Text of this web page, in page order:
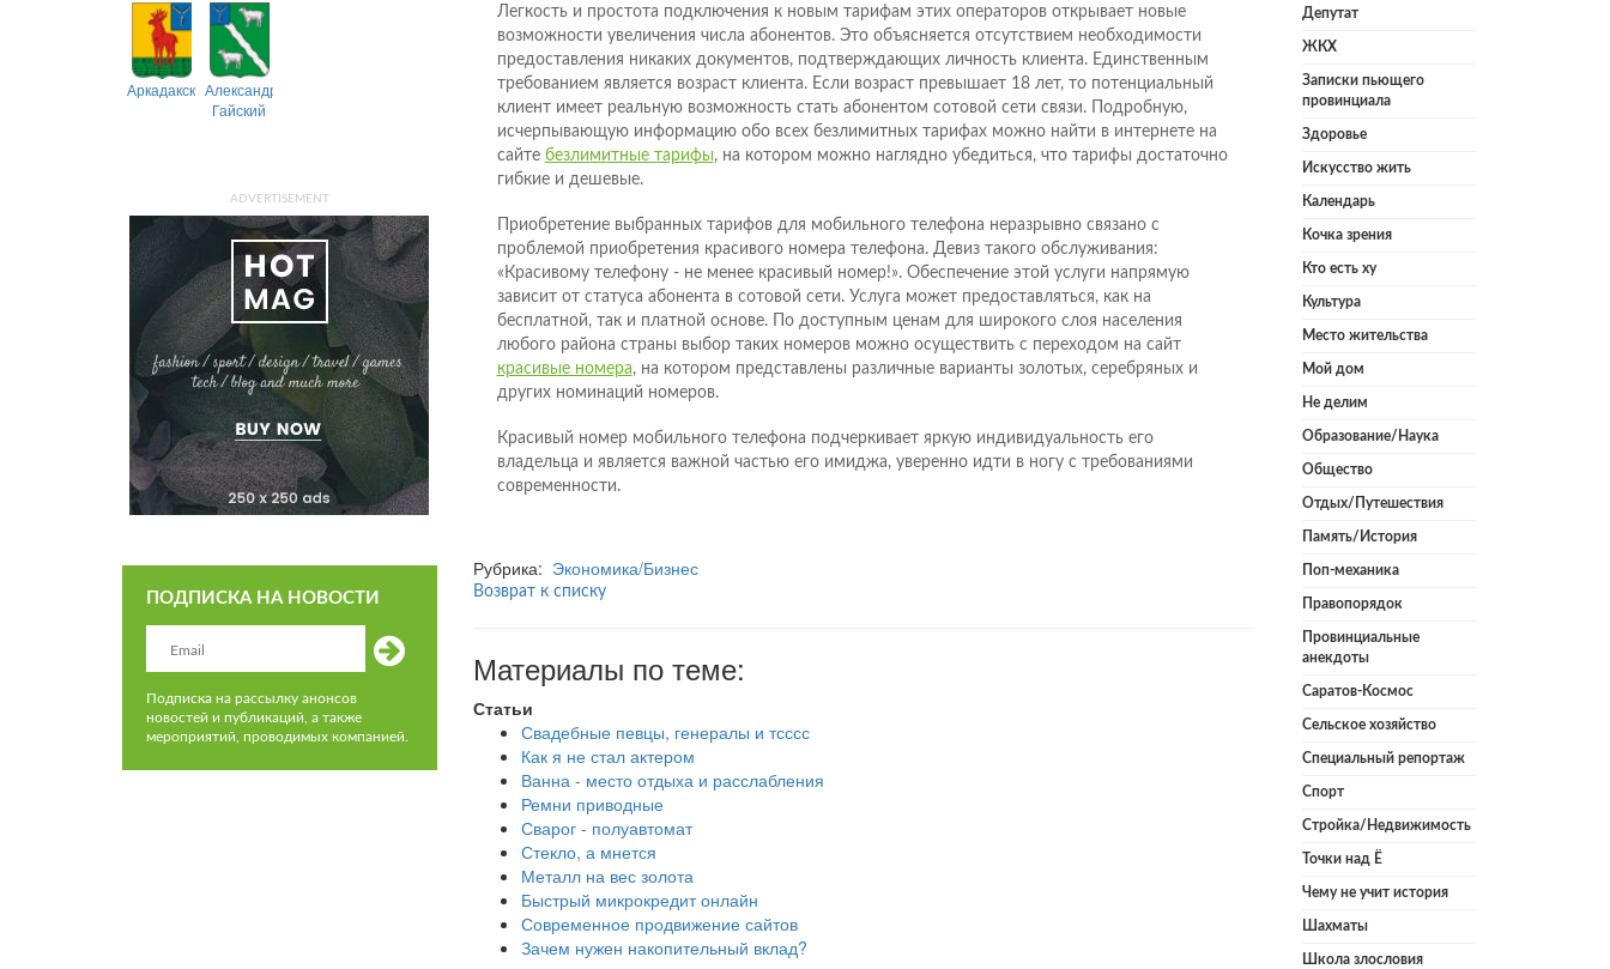
АркадакскийАлександрово-
Гайский
ADVERTISEMENT
ПОДПИСКА НА НОВОСТИ
Подписка на рассылку анонсов
новостей и публикаций, а также
мероприятий, проводимых компанией.
Легкость и простота подключения к новым тарифам этих операторов открывает новые
возможности увеличения числа абонентов. Это объясняется отсутствием необходимости
предоставления никаких документов, подтверждающих личность клиента. Единственным
требованием является возраст клиента. Если возраст превышает 18 лет, то потенциальный
клиент имеет реальную возможность стать абонентом сотовой сети связи. Подробную,
исчерпывающую информацию обо всех безлимитных тарифах можно найти в интернете на
сайте безлимитные тарифы, на котором можно наглядно убедиться, что тарифы достаточно
гибкие и дешевые.
Приобретение выбранных тарифов для мобильного телефона неразрывно связано с
проблемой приобретения красивого номера телефона. Девиз такого обслуживания:
«Красивому телефону - не менее красивый номер!». Обеспечение этой услуги напрямую
зависит от статуса абонента в сотовой сети. Услуга может предоставляться, как на
бесплатной, так и платной основе. По доступным ценам для широкого слоя населения
любого района страны выбор таких номеров можно осуществить с переходом на сайт
красивые номера, на котором представлены различные варианты золотых, серебряных и
других номинаций номеров.
Красивый номер мобильного телефона подчеркивает яркую индивидуальность его
владельца и является важной частью его имиджа, уверенно идти в ногу с требованиями
современности.
Рубрика: Экономика/Бизнес
Возврат к списку
Материалы по теме:
Статьи
Свадебные певцы, генералы и тсссс
Как я не стал актером
Ванна - место отдыха и расслабления
Ремни приводные
Сварог - полуавтомат
Стекло, а мнется
Металл на вес золота
Быстрый микрокредит онлайн
Современное продвижение сайтов
Зачем нужен накопительный вклад?
Депутат
ЖКХ
Записки пьющего
провинциала
Здоровье
Искусство жить
Календарь
Кочка зрения
Кто есть ху
Культура
Место жительства
Мой дом
Не делим
Образование/Наука
Общество
Отдых/Путешествия
Память/История
Поп-механика
Правопорядок
Провинциальные
анекдоты
Саратов-Космос
Сельское хозяйство
Специальный репортаж
Спорт
Стройка/Недвижимость
Точки над Ё
Чему не учит история
Шахматы
Школа злословия